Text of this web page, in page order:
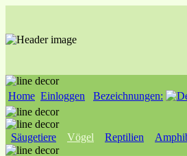
Home Einloggen Bezeichnungen:
Säugetiere Vögel Reptilien